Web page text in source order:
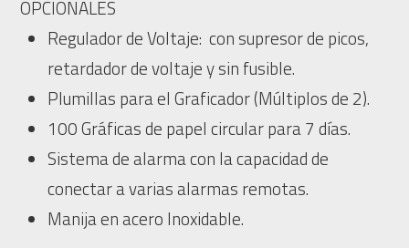
OPCIONALES
Regulador de Voltaje: con supresor de picos,
retardador de voltaje y sin fusible.
Plumillas para el Graficador (Múltiplos de 2).
100 Gráficas de papel circular para 7 días.
Sistema de alarma con la capacidad de
conectar a varias alarmas remotas.
Manija en acero Inoxidable.